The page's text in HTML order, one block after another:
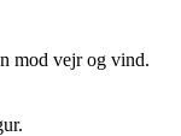
mod vejr og vind.